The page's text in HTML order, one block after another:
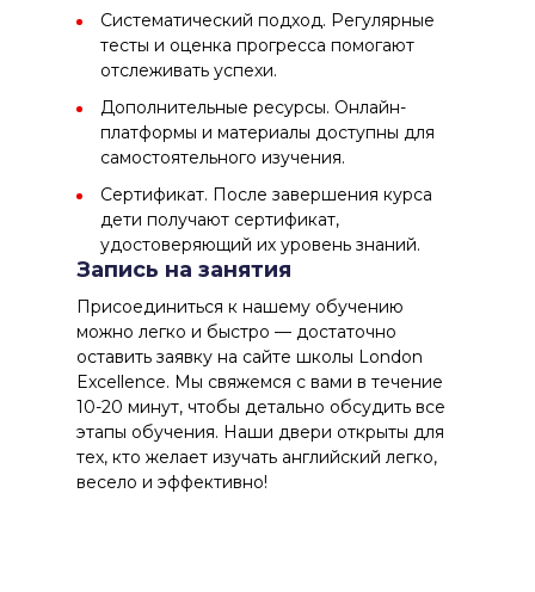
Систематический подход. Регулярные
тесты и оценка прогресса помогают
отслеживать успехи.
Дополнительные ресурсы. Онлайн-
платформы и материалы доступны для
самостоятельного изучения.
Сертификат. После завершения курса
дети получают сертификат,
удостоверяющий их уровень знаний.
Запись на занятия
Присоединиться к нашему обучению
можно легко и быстро — достаточно
оставить заявку на сайте школы London
Excellence. Мы свяжемся с вами в течение
10-20 минут, чтобы детально обсудить все
этапы обучения. Наши двери открыты для
тех, кто желает изучать английский легко,
весело и эффективно!